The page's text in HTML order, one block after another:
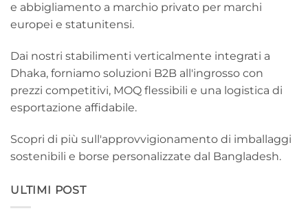
e abbigliamento a marchio privato per marchi
europei e statunitensi.
Dai nostri stabilimenti verticalmente integrati a
Dhaka, forniamo soluzioni B2B all'ingrosso con
prezzi competitivi, MOQ flessibili e una logistica di
esportazione affidabile.
Scopri di più sull'approvvigionamento di imballaggi
sostenibili e borse personalizzate dal Bangladesh.
ULTIMI POST